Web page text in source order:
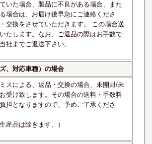
いた場合、製品に不良がある場合、また
場合は、お届け後早急にご連絡くださ
交換をさせていただきます。 この場合送
たします。なお、ご返品の際はお手数で
社までご返送下さい。
、対応車種）の場合
スによる、返品・交換の場合、未開封/未
受け致します。その場合の送料・手数料
担となりますので、予めご了承くださ
産品は除きます。）